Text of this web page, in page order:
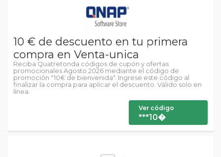
10 € de descuento en tu primera
compra en Venta-unica
Reciba Quatretonda códigos de cupón y ofertas
promocionales Agosto 2026 mediante el código de
promoción "10€ de bienvenida". Ingrese este código al
finalizar la compra para aplicar el descuento. Válido solo en
línea.
Ver código
***10�